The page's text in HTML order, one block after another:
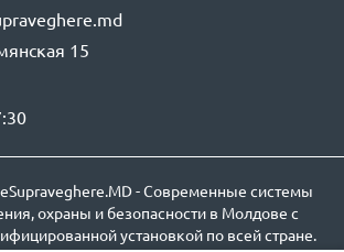
15
- Современные системы
охраны и безопасности в Молдове с
установкой по всей стране.